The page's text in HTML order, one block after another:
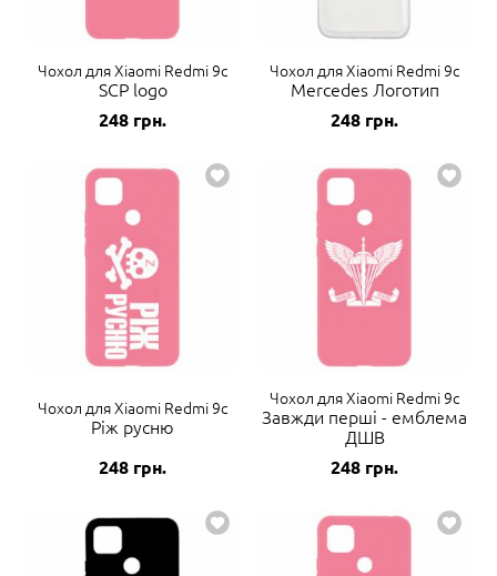
Чохол для Xiaomi Redmi 9c
SCP logo
248 грн.
Чохол для Xiaomi Redmi 9c
Mercedes Логотип
248 грн.
Чохол для Xiaomi Redmi 9c
Ріж русню
248 грн.
Чохол для Xiaomi Redmi 9c
Завжди перші - емблема
ДШВ
248 грн.